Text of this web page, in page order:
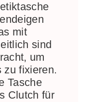
mit
sind
um
zu fixieren.
Tasche
Clutch für